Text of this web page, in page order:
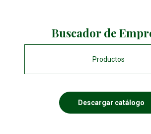
Buscador de
Productos
Descargar catálogo